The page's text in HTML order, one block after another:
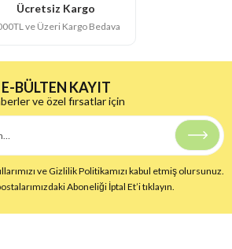
Ücretsiz Kargo
ve Üzeri Kargo Bedava
E-BÜLTEN KAYIT
ve özel fırsatlar için
ve Gizlilik Politikamızı kabul etmiş olursunuz.
Aboneliği İptal Et’i tıklayın.